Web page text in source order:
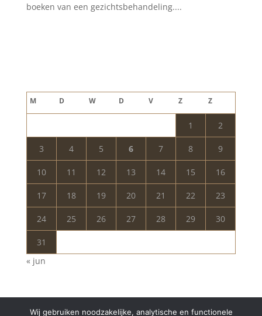
boeken van een gezichtsbehandeling....
M D W D V Z Z
1 2
3 4 5 6 7 8 9
10 11 12 13 14 15 16
17 18 19 20 21 22 23
24 25 26 27 28 29 30
31
« jun
Wij gebruiken noodzakelijke, analytische en functionele